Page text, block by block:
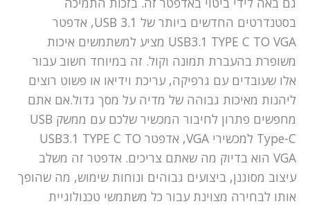
בסטנדרטים החדשים ביותר של USB 3.1, אדפטר
USB3.1 TYPE C TO VGA מציע למשתמשים איכות
משופרת בהעברת תמונה וקול. זה במיוחד חשוב עבור
אלו שעובדים עם גרפיקה, עריכת וידיאו או פשוט רוצים
ליהנות מאיכות גבוהה של מדיה על מסך גדול.אם אתם
מחפשים פתרון לחיבור המכשיר שלכם עם ממשק USB
Type-C למכשירי VGA, אדפטר USB3.1 TYPE C TO
VGA הוא בדיוק מה שאתם צריכים. אדפטר זה משלב
עיצוב מסוגנן, ביצועים גבוהים ונוחות שימוש, מה שהופך
אותו לבחירה מצוינת עבור כל משתמשי טכנולוגיית